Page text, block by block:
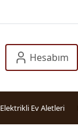
Hesabım
Elektrikli Ev Aletleri